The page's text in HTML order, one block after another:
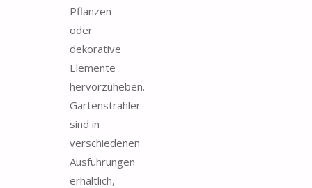
Pflanzen
oder
dekorative
Elemente
hervorzuheben.
Gartenstrahler
sind in
verschiedenen
Ausführungen
erhältlich,